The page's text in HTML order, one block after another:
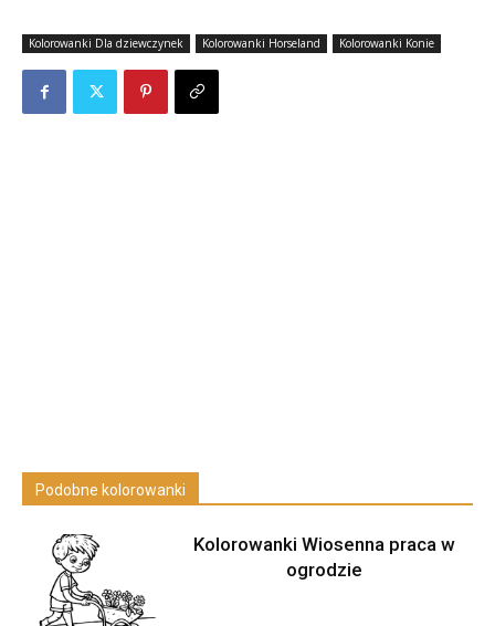
Kolorowanki Dla dziewczynek Kolorowanki Horseland Kolorowanki Konie
Podobne kolorowanki
Kolorowanki Wiosenna praca w
ogrodzie